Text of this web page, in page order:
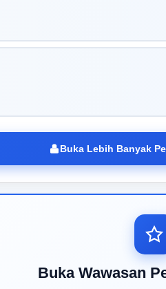
Buka Lebih Banyak
Buka Wawasan